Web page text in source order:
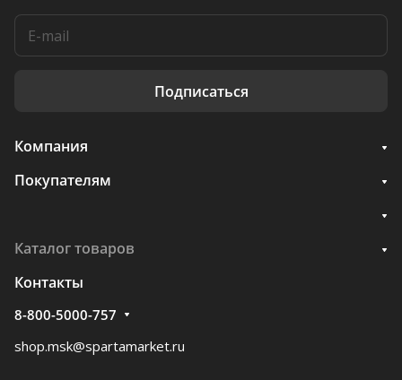
Подписаться
Компания
Покупателям
Каталог товаров
Контакты
8-800-5000-757
shop.msk@spartamarket.ru